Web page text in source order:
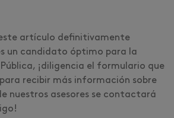
este artículo definitivamente
un candidato óptimo para la
¡diligencia el formulario que
recibir más información sobre
nuestros asesores se contactará